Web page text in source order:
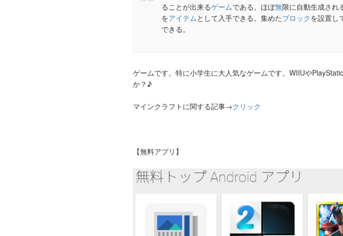
ることが出来るゲームである。ほぼ無限に自動生成され
をアイテムとして入手できる。集めたブロックを設置し
できる。
ゲームです。特に小学生に大人気なゲームです。WIIUや
か？♪
マインクラフトに関する記事→クリック
【無料アプリ】